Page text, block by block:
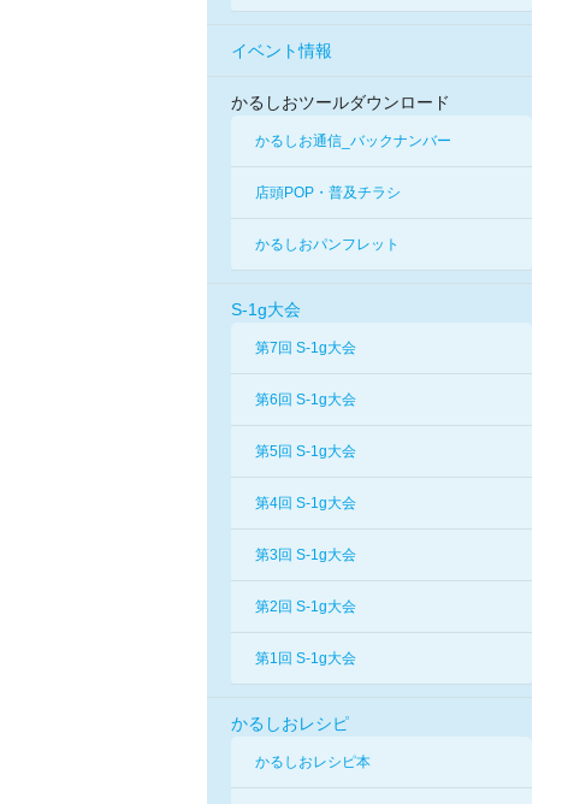
イベント情報
かるしおツールダウンロード
かるしお通信_バックナンバー
店頭POP・普及チラシ
かるしおパンフレット
S-1g大会
第7回 S-1g大会
第6回 S-1g大会
第5回 S-1g大会
第4回 S-1g大会
第3回 S-1g大会
第2回 S-1g大会
第1回 S-1g大会
かるしおレシピ
かるしおレシピ本